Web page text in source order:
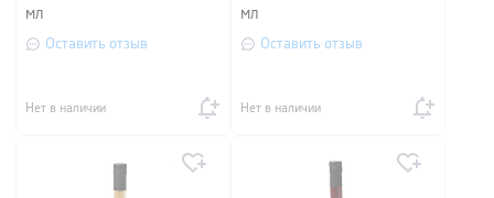
мл
Оставить отзыв
Нет в наличии
мл
Оставить отзыв
Нет в наличии